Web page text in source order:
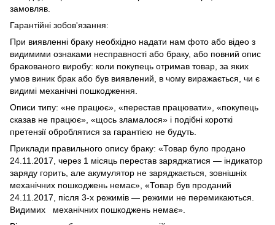
замовляв.
Гарантійні зобов'язання:
При виявленні браку необхідно надати нам фото або відео з
видимими ознаками несправності або браку, або повний опис
бракованого виробу: коли покупець отримав товар, за яких
умов виник брак або був виявлений, в чому виражається, чи є
видимі механічні пошкодження.
Описи типу: «не працює», «перестав працювати», «покупець
сказав не працює», «щось зламалося» і подібні короткі
претензії оброблятися за гарантією не будуть.
Приклади правильного опису браку: «Товар було продано
24.11.2017, через 1 місяць перестав заряджатися — індикатор
заряду горить, але акумулятор не заряджається, зовнішніх
механічних пошкоджень немає», «Товар був проданий
24.11.2017, після 3-х режимів — режими не перемикаються.
Видимих механічних пошкоджень немає».